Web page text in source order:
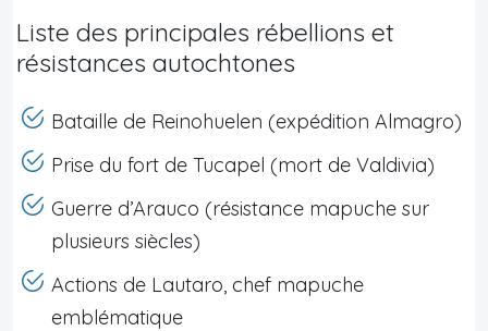
Liste des principales rébellions et
résistances autochtones
Bataille de Reinohuelen (expédition Almagro)
Prise du fort de Tucapel (mort de Valdivia)
Guerre d’Arauco (résistance mapuche sur
plusieurs siècles)
Actions de Lautaro, chef mapuche
emblématique